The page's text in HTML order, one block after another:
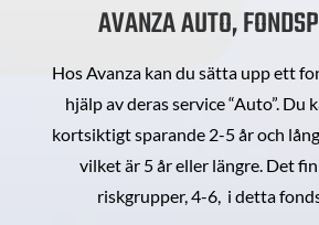
AVANZA AUTO,
Hos Avanza kan du sätta upp ett
hjälp av deras service “Auto”. Du
kortsiktigt sparande 2-5 år och
vilket är 5 år eller längre. Det
riskgrupper, 4-6, i detta